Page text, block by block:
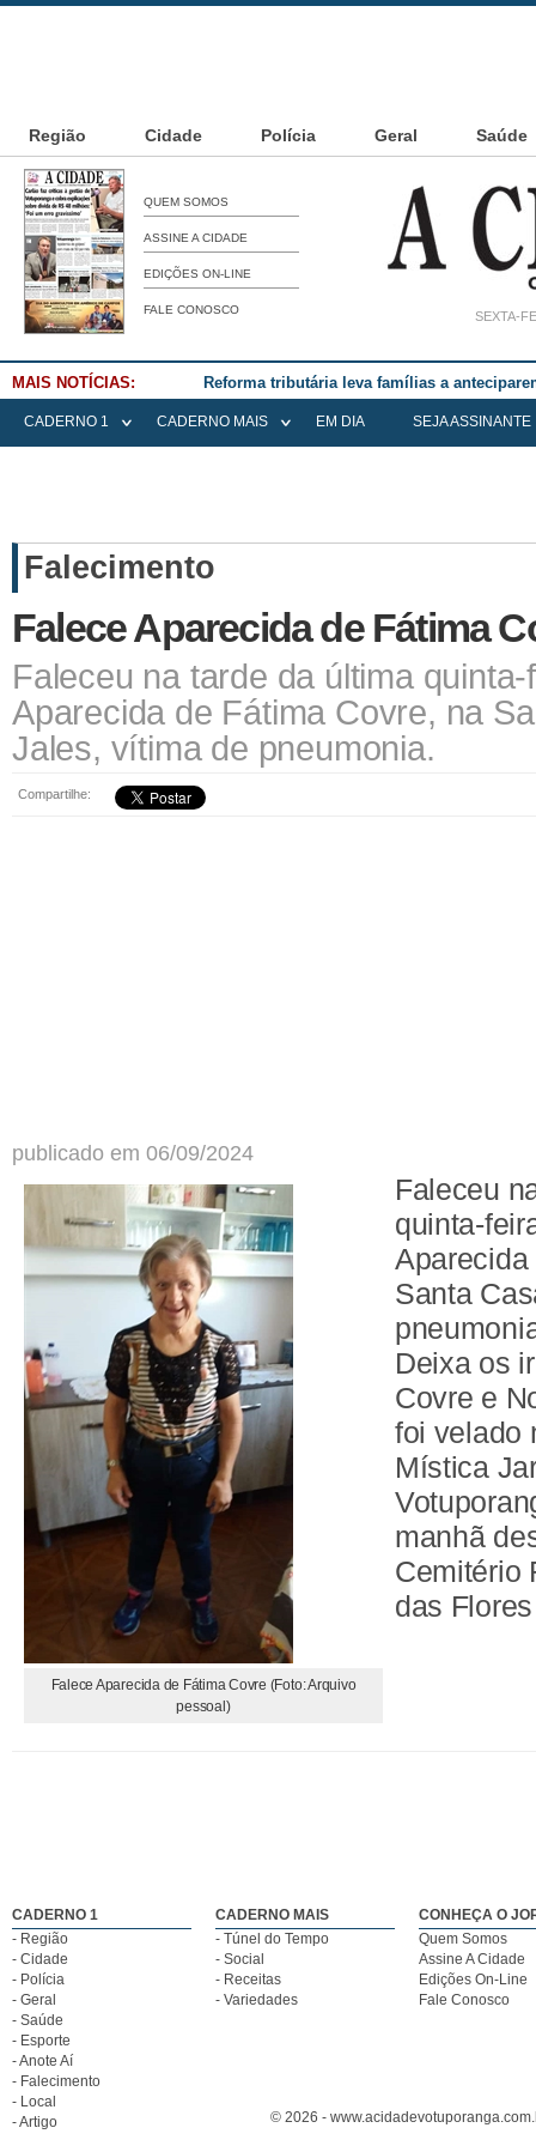
Região Cidade Polícia Geral Saúde
QUEM SOMOS
ASSINE A CIDADE
EDIÇÕES ON-LINE
FALE CONOSCO SEXTA-
MAIS NOTÍCIAS: Reforma tributária leva famílias a
CADERNO 1 CADERNO MAIS EM DIA SEJA ASSINANTE
Falecimento
Falece Aparecida de Fátima
Faleceu na tarde da última
Aparecida de Fátima Covre, na
Jales, vítima de pneumonia.
Compartilhe:
publicado em 06/09/2024
Falece Aparecida de Fátima Covre (Foto: Arquivo
pessoal)
Faleceu
quinta-
Santa
Deixa os
Covre e
foi velado
Mística
manhã
Cemitério
das
CADERNO 1
- Região
- Cidade
- Polícia
- Geral
- Saúde
- Esporte
- Anote Aí
- Falecimento
- Local
- Artigo
CADERNO MAIS
- Túnel do Tempo
- Social
- Receitas
- Variedades
CONHEÇA O
Quem Somos
Assine A Cidade
Edições On-Line
Fale Conosco
© 2026 -